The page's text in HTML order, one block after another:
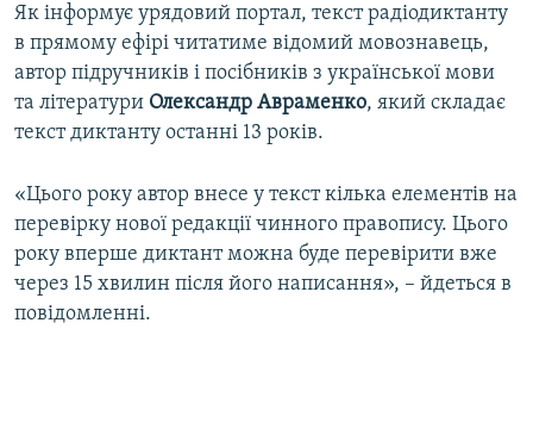
Як інформує урядовий портал, текст радіодиктанту
в прямому ефірі читатиме відомий мовознавець,
автор підручників і посібників з української мови
та літератури Олександр Авраменко, який складає
текст диктанту останні 13 років.
«Цього року автор внесе у текст кілька елементів на
перевірку нової редакції чинного правопису. Цього
року вперше диктант можна буде перевірити вже
через 15 хвилин після його написання», – йдеться в
повідомленні.